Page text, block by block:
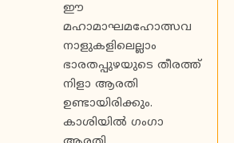
ഈ
മഹാമാഘമഹോത്സവ
നാളുകളിലെല്ലാം
ഭാരതപ്പുഴയുടെ തീരത്ത്
നിളാ ആരതി
ഉണ്ടായിരിക്കും.
കാശിയിൽ ഗംഗാ